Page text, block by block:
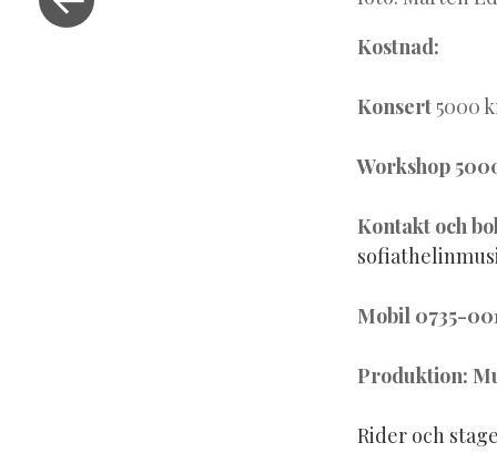
Kostnad:
Konsert 5000
Workshop
Kontakt och
Mobil 0735-
Produktion:
Rider och
inlägg